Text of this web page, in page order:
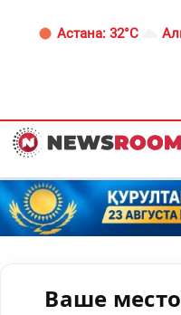
Астана: 32°C
Ваше